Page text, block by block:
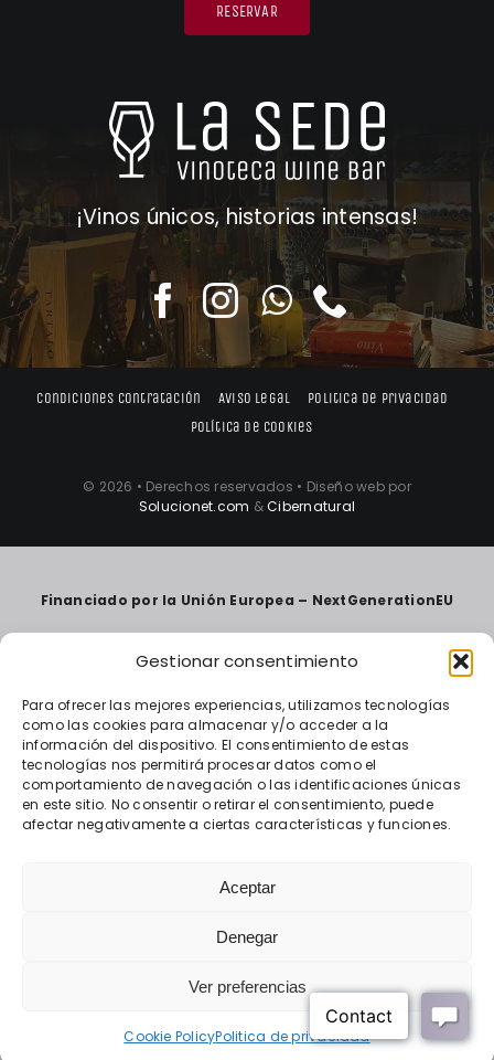
Gestionar consentimiento
Para ofrecer las mejores experiencias, utilizamos tecnologías
como las cookies para almacenar y/o acceder a la
información del dispositivo. El consentimiento de estas
tecnologías nos permitirá procesar datos como el
comportamiento de navegación o las identificaciones únicas
en este sitio. No consentir o retirar el consentimiento, puede
afectar negativamente a ciertas características y funciones.
Aceptar
Denegar
Ver preferencias
Cookie PolicyPolitica de privacidad
RESERVAR
¡Vinos únicos, historias intensas!
Condiciones contratación Aviso legal
Politica de privacidad
Política de cookies
© 2026 • Derechos reservados • Diseño web por
Solucionet.com &Cibernatural
Financiado por la Unión Europea – NextGenerationEU
«Financiado por la Unión Europea – NextGenerationEU.
Sin embargo, los puntos de vista y las opiniones expresadas
Comisión Europea.
Ni la Unión Europea ni la Comisión Europea pueden ser
consideradas responsables de las mismas»